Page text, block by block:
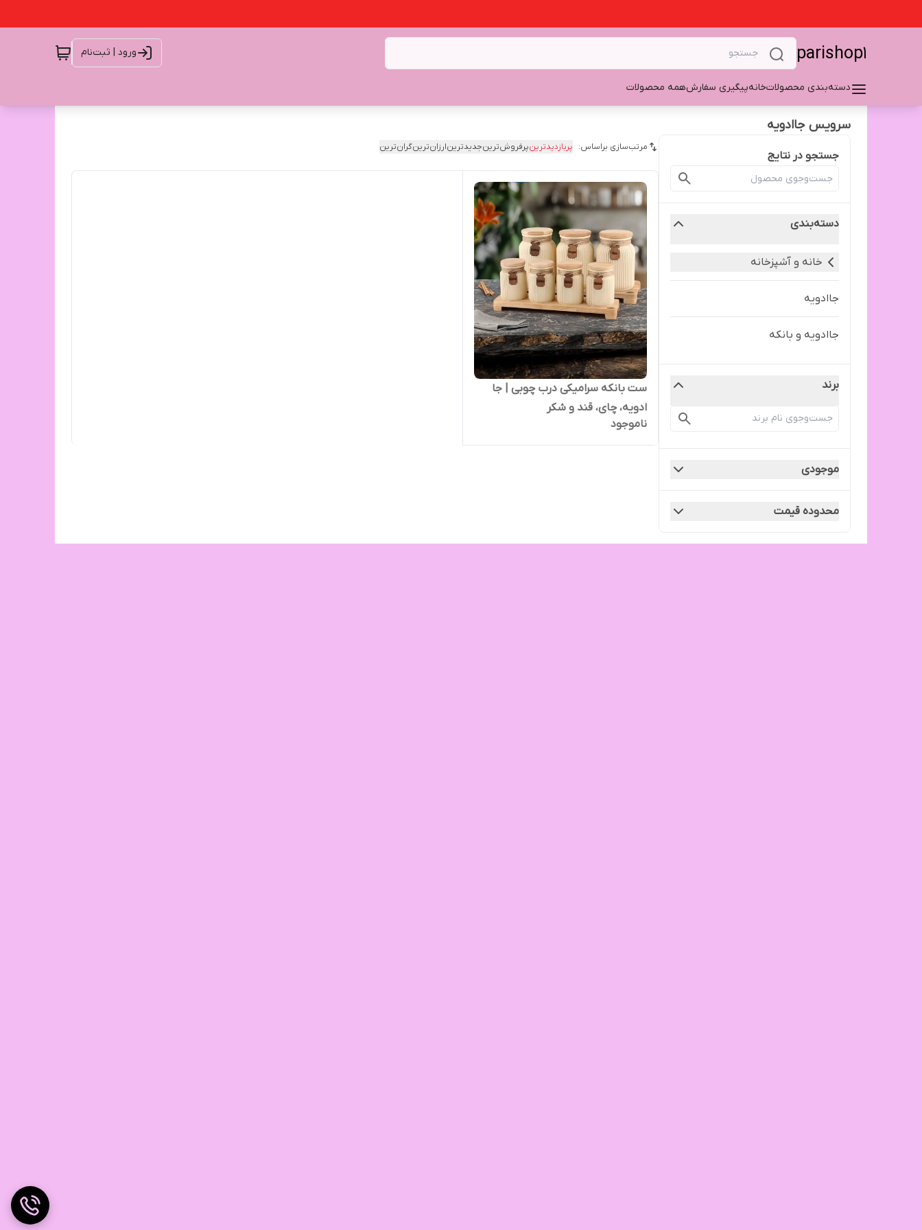
parishop1 ورود | ثبت‌نام
دسته‌بندی محصولاتخانهپیگیری سفارشهمه محصولات
سرویس جاادویه
جستجو در نتایج
دسته‌بندی
خانه و آشپزخانه
جاادویه
جاادویه و بانکه
برند
موجودی
محدوده قیمت
مرتب‌سازی براساس: پربازدیدترینپرفروش‌ترینجدیدترینارزان‌ترینگران‌ترین
ست بانکه سرامیکی درب چوبی | جا
ادویه، چای، قند و شکر
ناموجود